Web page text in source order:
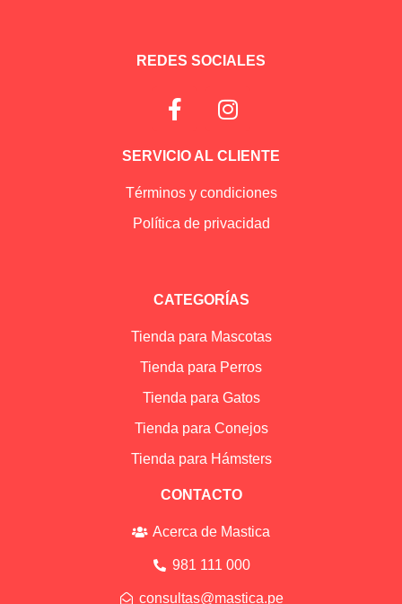
REDES SOCIALES
SERVICIO AL CLIENTE
Términos y condiciones
Política de privacidad
CATEGORÍAS
Tienda para Mascotas
Tienda para Perros
Tienda para Gatos
Tienda para Conejos
Tienda para Hámsters
CONTACTO
Acerca de Mastica
981 111 000
consultas@mastica.pe